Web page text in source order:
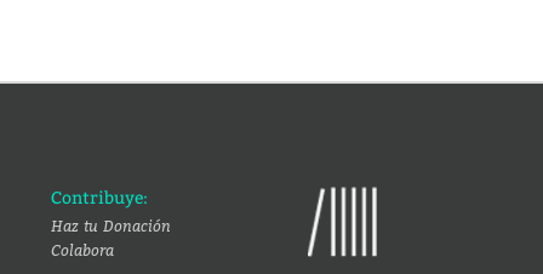
Contribuye:
Haz tu Donación
Colabora